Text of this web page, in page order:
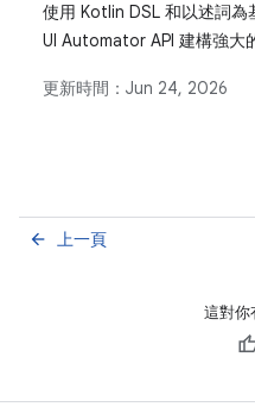
使用 Kotlin DSL 和以述詞
UI Automator API 建構強大
更新時間： Jun 24, 2026
上一頁
arrow_back
這對你